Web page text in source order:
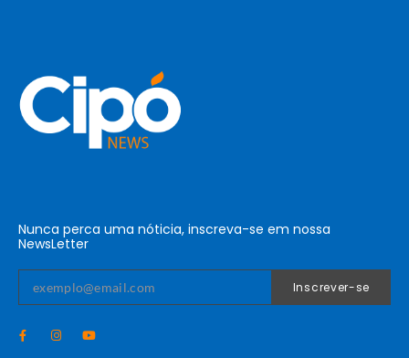
Nunca perca uma nóticia, inscreva-se em nossa
NewsLetter
Inscrever-se